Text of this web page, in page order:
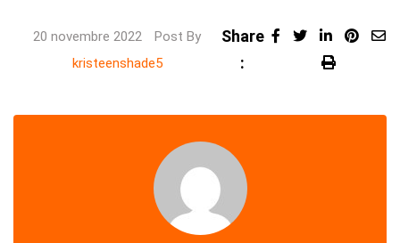
20 novembre 2022
Post By
kristeenshade5
Share
:
LinkedIn
Share
Email
Print